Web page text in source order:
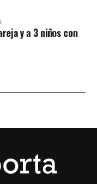
y a 3 niños con